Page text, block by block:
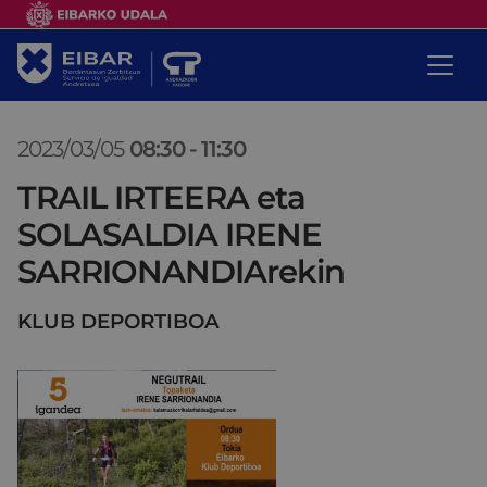
2023/03/05 08:30 -11:30
TRAIL IRTEERA eta
SOLASALDIA IRENE
SARRIONANDIArekin
KLUB DEPORTIBOA